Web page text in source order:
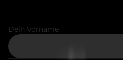
Dein Vorname